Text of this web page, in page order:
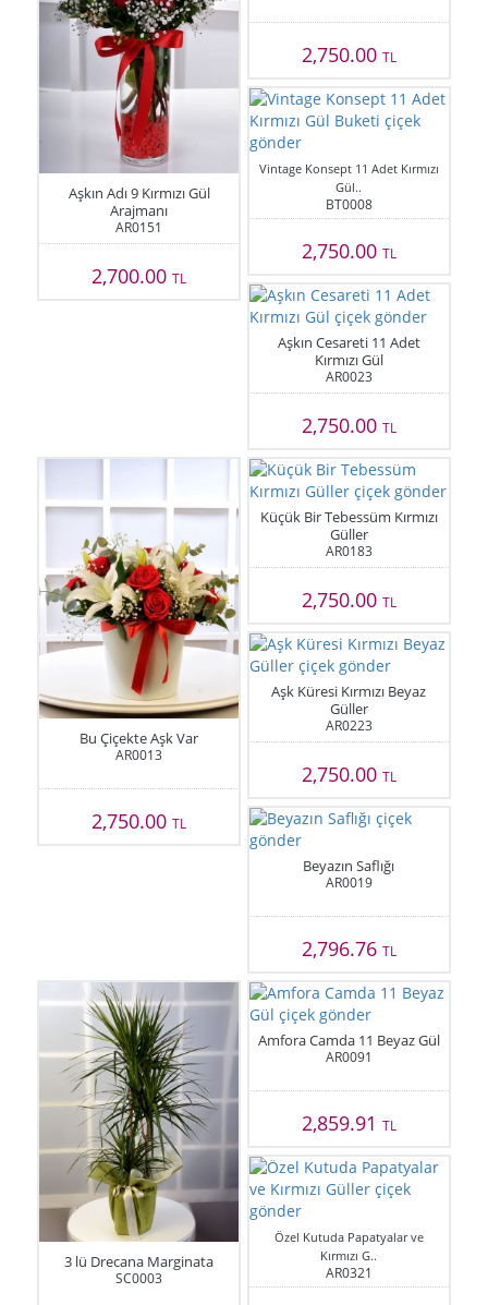
Aşkın Adı 9 Kırmızı Gül
Arajmanı
AR0151
2,700.00TL
2,750.00 TL
Vintage Konsept 11 Adet Kırmızı
Gül..
BT0008
2,750.00 TL
Aşkın Cesareti 11 Adet
Kırmızı Gül
AR0023
2,750.00 TL
Bu Çiçekte Aşk Var
AR0013
2,750.00TL
Küçük Bir Tebessüm Kırmızı
Güller
AR0183
2,750.00 TL
Aşk Küresi Kırmızı Beyaz
Güller
AR0223
2,750.00 TL
Beyazın Saflığı
AR0019
2,796.76 TL
3 lü Drecana Marginata
SC0003
Amfora Camda 11 Beyaz Gül
AR0091
2,859.91 TL
Özel Kutuda Papatyalar ve
Kırmızı G..
AR0321